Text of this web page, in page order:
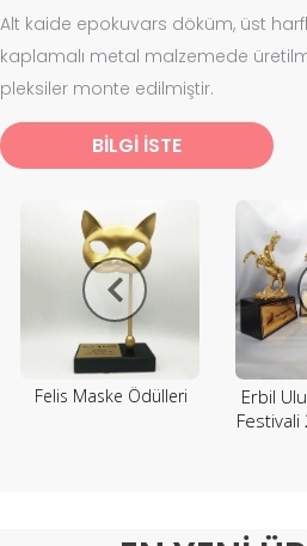
Alt kaide epokuvars döküm, üst
kaplamalı metal malzemede
pleksiler monte edilmiştir.
BİLGİ İSTE
Felis Maske Ödülleri
Erbil